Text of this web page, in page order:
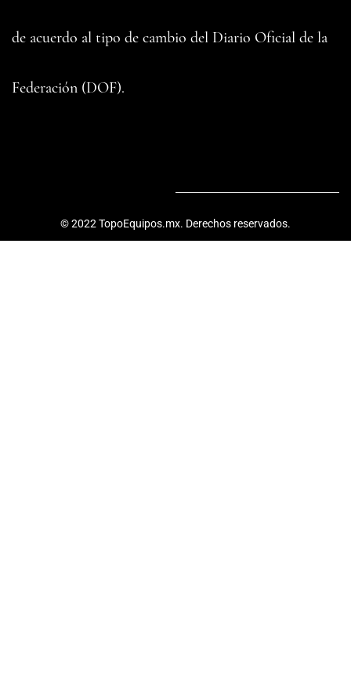
de acuerdo al tipo de cambio del ​Diario Oficial de la
Federación (DOF).
© 2022 TopoEquipos.mx. Derechos reservados.